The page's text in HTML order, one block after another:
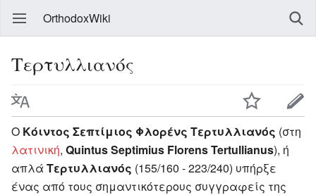
OrthodoxWiki
Τερτυλλιανός
Ο Κόιντος Σεπτίμιος Φλορένς Τερτυλλιανός (στη
λατινική, Quintus Septimius Florens Tertullianus), ή
απλά Τερτυλλιανός (155/160 - 223/240) υπήρξε
ένας από τους σημαντικότερους συγγραφείς της